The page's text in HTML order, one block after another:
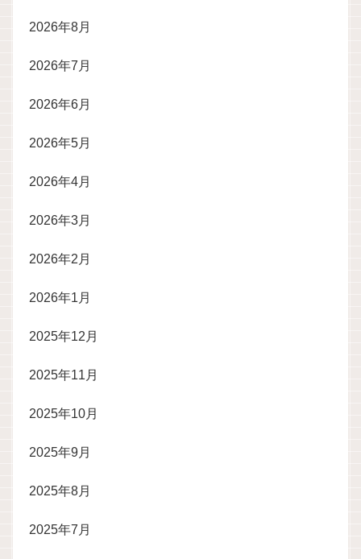
2026年8月
2026年7月
2026年6月
2026年5月
2026年4月
2026年3月
2026年2月
2026年1月
2025年12月
2025年11月
2025年10月
2025年9月
2025年8月
2025年7月